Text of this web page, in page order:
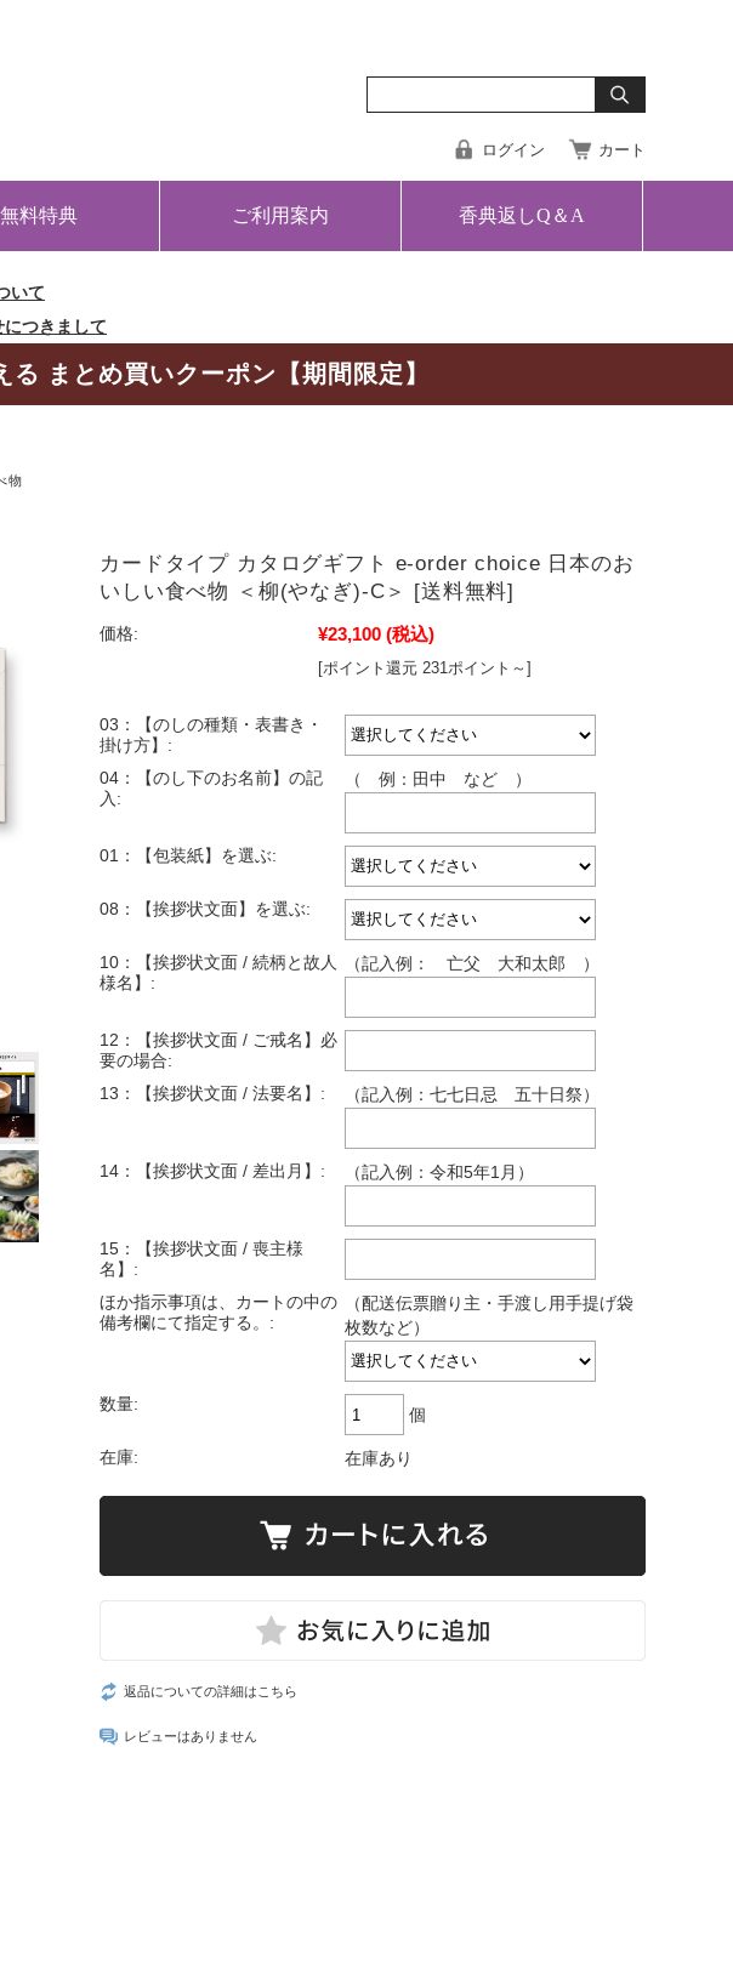
ログイン カート
無料特典 ご利用案内 香典返しQ＆A
いて
につきまして
る まとめ買いクーポン【期間限定】
物
カードタイプ カタログギフト e-order choice 日本のお
いしい食べ物 ＜柳(やなぎ)-C＞ [送料無料]
価格: ¥23,100 (税込)
[ポイント還元 231ポイント～]
03：【のしの種類・表書き・
掛け方】:
04：【のし下のお名前】の記
入:
（ 例：田中 など ）
01：【包装紙】を選ぶ:
08：【挨拶状文面】を選ぶ:
10：【挨拶状文面 / 続柄と故人
様名】:
（記入例： 亡父 大和太郎 ）
12：【挨拶状文面 / ご戒名】必
要の場合:
13：【挨拶状文面 / 法要名】:
（記入例：七七日忌 五十日祭）
14：【挨拶状文面 / 差出月】: （記入例：令和5年1月）
15：【挨拶状文面 / 喪主様
名】:
ほか指示事項は、カートの中の
備考欄にて指定する。:
（配送伝票贈り主・手渡し用手提げ袋
枚数など）
数量:
個
在庫: 在庫あり
返品についての詳細はこちら
レビューはありません